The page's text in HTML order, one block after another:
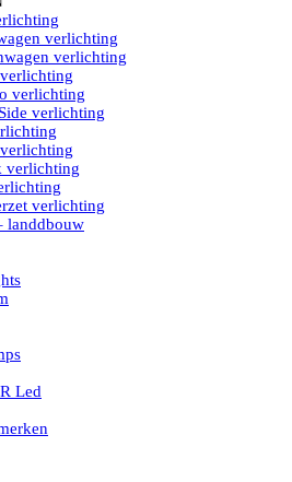
– Light Bars
– Light Bars – Edge Light
– Work Lights
Led werklampen
Led werklampen
Hella Marine Led
flexibel Click & Go
op rol
waterdicht
kleur wit
Vantage
ingebouwde accu
Led strips
VERLICHTING
interieur PIR / Touch
met Strip 220V
Led interieur
LED LAMP
led verlichting
verlichting
verlichting
verlichting
verlichting
verlichting
verlichting
landdbouw
Led